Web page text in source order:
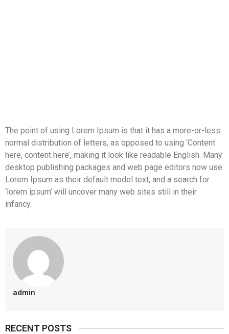
The point of using Lorem Ipsum is that it has a more-or-less
normal distribution of letters, as opposed to using ‘Content
here, content here’, making it look like readable English. Many
desktop publishing packages and web page editors now use
Lorem Ipsum as their default model text, and a search for
‘lorem ipsum’ will uncover many web sites still in their
infancy.
admin
RECENT POSTS